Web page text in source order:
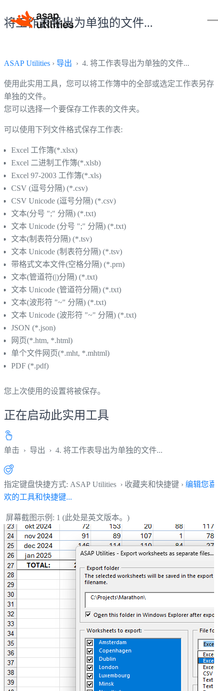
将工作表导出为单独的文件...
ASAP Utilities › 导出 › 4. 将工作表导出为单独的文件...
使用此实用工具，您可以将工作簿中的全部或选定工作表另存
单独的文件。
您可以选择一个要保存工作表的文件夹。
可以使用下列文件格式保存工作表:
Excel 工作簿(*.xlsx)
Excel 二进制工作簿(*.xlsb)
Excel 97-2003 工作簿(*.xls)
CSV (逗号分隔) (*.csv)
CSV Unicode (逗号分隔) (*.csv)
文本(分号 ";" 分隔) (*.txt)
文本 Unicode (分号 ";" 分隔) (*.txt)
文本(制表符分隔) (*.tsv)
文本 Unicode (制表符分隔) (*.tsv)
带格式文本文件(空格分隔) (*.prn)
文本(管道符(|)分隔) (*.txt)
文本 Unicode (管道符分隔) (*.txt)
文本(波形符 "~" 分隔) (*.txt)
文本 Unicode (波形符 "~" 分隔) (*.txt)
JSON (*.json)
网页(*.htm, *.html)
单个文件网页(*.mht, *.mhtml)
PDF (*.pdf)
您上次使用的设置将被保存。
正在启动此实用工具
单击 › 导出 › 4. 将工作表导出为单独的文件...
指定键盘快捷方式: ASAP Utilities › 收藏夹和快捷键 › 编辑您喜
欢的工具和快捷键...
屏幕截图示例: 1 (此处是英文版本。)